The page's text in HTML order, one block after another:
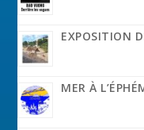
EXPOSITION
MER À